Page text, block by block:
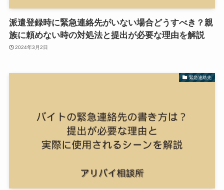
派遣登録時に緊急連絡先がいない場合どうすべき？親
族に頼めない時の対処法と提出が必要な理由を解説
2024年3月2日
緊急連絡先